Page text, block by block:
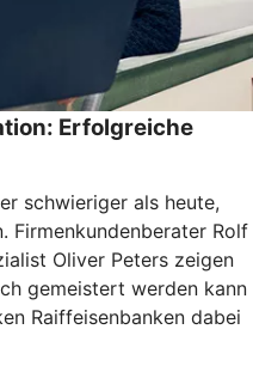
Erfolgreiche
schwieriger als heute,
Firmenkundenberater Rolf
Oliver Peters zeigen
gemeistert werden kann
Raiffeisenbanken dabei